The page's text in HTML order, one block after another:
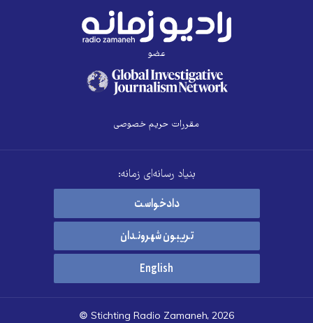
عضو
مقررات حریم خصوصی
بنیاد رسانه‌ای زمانه:
دادخواست
تریبون شهروندان
English
© Stichting Radio Zamaneh, 2026